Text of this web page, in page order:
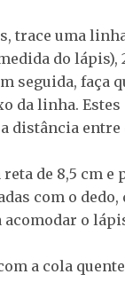
trace uma
do lápis),
seguida, faça
da linha.
distância entre
reta de 8,5 cm e
com o dedo,
acomodar o
a cola